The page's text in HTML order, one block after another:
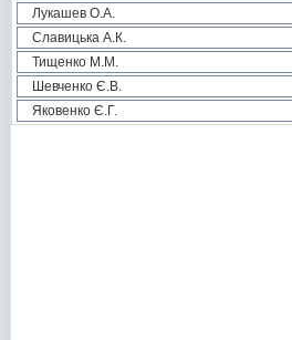
Лукашев О.А.
Славицька А.К.
Тищенко М.М.
Шевченко Є.В.
Яковенко Є.Г.